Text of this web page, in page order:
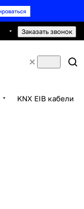
Заказать звонок
KNX EIB кабели